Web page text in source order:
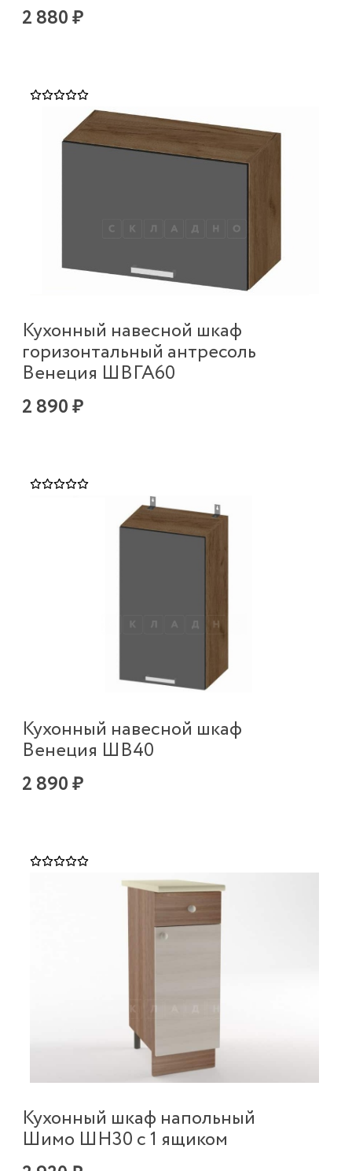
2 880 ₽
Кухонный навесной шкаф
горизонтальный антресоль
Венеция ШВГА60
2 890 ₽
Кухонный навесной шкаф
Венеция ШВ40
2 890 ₽
Кухонный шкаф напольный
Шимо ШН30 с 1 ящиком